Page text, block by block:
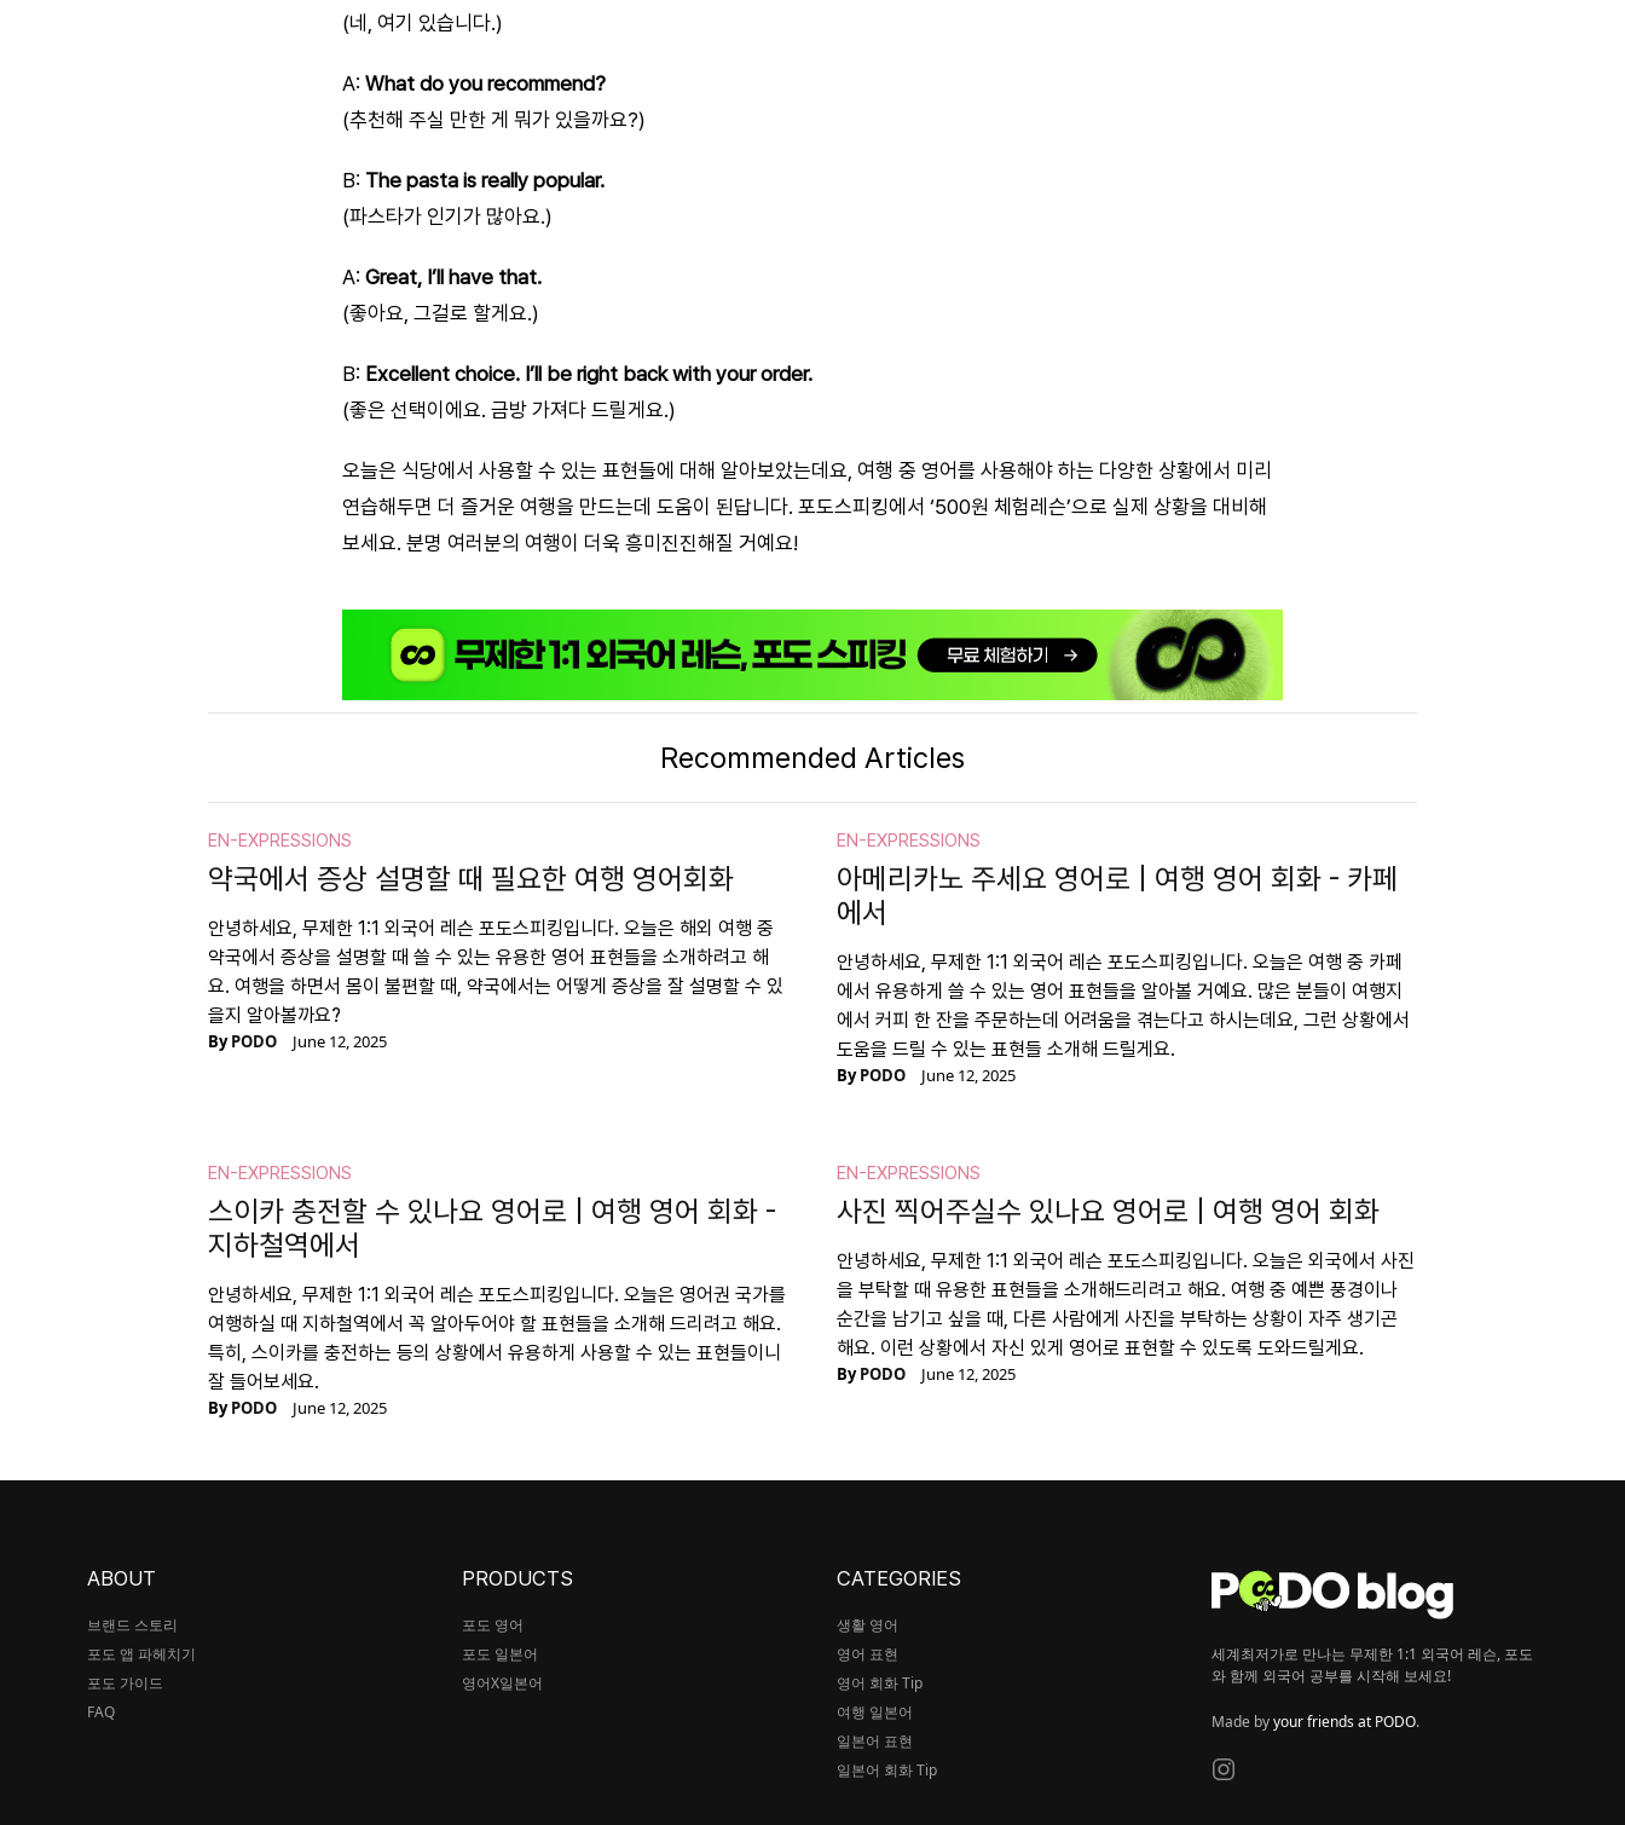
(네, 여기 있습니다.)
A: What do you recommend?
(추천해 주실 만한 게 뭐가 있을까요?)
B: The pasta is really popular.
(파스타가 인기가 많아요.)
A: Great, I’ll have that.
(좋아요, 그걸로 할게요.)
B: Excellent choice. I’ll be right back with your order.
(좋은 선택이에요. 금방 가져다 드릴게요.)
오늘은 식당에서 사용할 수 있는 표현들에 대해 알아보았는데요, 여행 중 영어를 사용해야 하는 다양한 상황에서 미리
연습해두면 더 즐거운 여행을 만드는데 도움이 된답니다. 포도스피킹에서 ‘500원 체험레슨’으로 실제 상황을 대비해
보세요. 분명 여러분의 여행이 더욱 흥미진진해질 거예요!
Recommended Articles
EN-EXPRESSIONS
약국에서 증상 설명할 때 필요한 여행 영어회화
안녕하세요, 무제한 1:1 외국어 레슨 포도스피킹입니다. 오늘은 해외 여행 중
약국에서 증상을 설명할 때 쓸 수 있는 유용한 영어 표현들을 소개하려고 해
요. 여행을 하면서 몸이 불편할 때, 약국에서는 어떻게 증상을 잘 설명할 수 있
을지 알아볼까요?
ByPODO June 12, 2025
EN-EXPRESSIONS
아메리카노 주세요 영어로 | 여행 영어 회화 - 카페
에서
안녕하세요, 무제한 1:1 외국어 레슨 포도스피킹입니다. 오늘은 여행 중 카페
에서 유용하게 쓸 수 있는 영어 표현들을 알아볼 거예요. 많은 분들이 여행지
에서 커피 한 잔을 주문하는데 어려움을 겪는다고 하시는데요, 그런 상황에서
도움을 드릴 수 있는 표현들 소개해 드릴게요.
ByPODO June 12, 2025
EN-EXPRESSIONS
스이카 충전할 수 있나요 영어로 | 여행 영어 회화 -
지하철역에서
안녕하세요, 무제한 1:1 외국어 레슨 포도스피킹입니다. 오늘은 영어권 국가를
여행하실 때 지하철역에서 꼭 알아두어야 할 표현들을 소개해 드리려고 해요.
특히, 스이카를 충전하는 등의 상황에서 유용하게 사용할 수 있는 표현들이니
잘 들어보세요.
ByPODO June 12, 2025
EN-EXPRESSIONS
사진 찍어주실수 있나요 영어로 | 여행 영어 회화
안녕하세요, 무제한 1:1 외국어 레슨 포도스피킹입니다. 오늘은 외국에서 사진
을 부탁할 때 유용한 표현들을 소개해드리려고 해요. 여행 중 예쁜 풍경이나
순간을 남기고 싶을 때, 다른 사람에게 사진을 부탁하는 상황이 자주 생기곤
해요. 이런 상황에서 자신 있게 영어로 표현할 수 있도록 도와드릴게요.
ByPODO June 12, 2025
ABOUT
브랜드 스토리
포도 앱 파헤치기
포도 가이드
FAQ
PRODUCTS
포도 영어
포도 일본어
영어X일본어
CATEGORIES
생활 영어
영어 표현
영어 회화 Tip
여행 일본어
일본어 표현
일본어 회화 Tip
세계최저가로 만나는 무제한 1:1 외국어 레슨, 포도
와 함께 외국어 공부를 시작해 보세요!
Made byyour friends at PODO.